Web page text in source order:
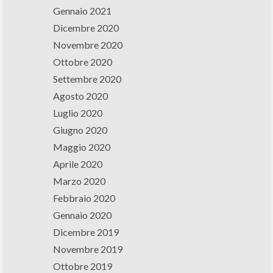
Gennaio 2021
Dicembre 2020
Novembre 2020
Ottobre 2020
Settembre 2020
Agosto 2020
Luglio 2020
Giugno 2020
Maggio 2020
Aprile 2020
Marzo 2020
Febbraio 2020
Gennaio 2020
Dicembre 2019
Novembre 2019
Ottobre 2019